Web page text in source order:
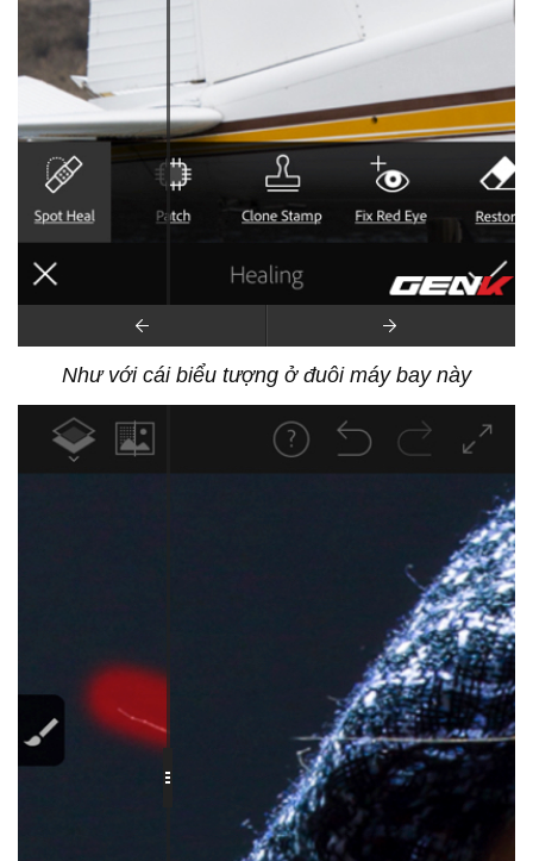
Như với cái biểu tượng ở đuôi máy bay này